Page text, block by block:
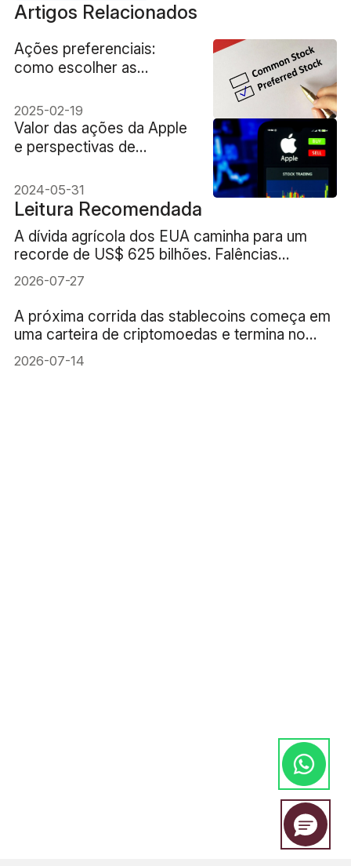
Artigos Relacionados
Ações preferenciais:
como escolher as
portfólio
2025-02-19
Valor das ações da Apple
e perspectivas de
2024-05-31
Leitura Recomendada
A dívida agrícola dos EUA caminha para um
recorde de US$ 625 bilhões. Falências
aumentam 46%
2026-07-27
A próxima corrida das stablecoins começa em
uma carteira de criptomoedas e termina no
mercado de títulos do Tesouro dos EUA
2026-07-14